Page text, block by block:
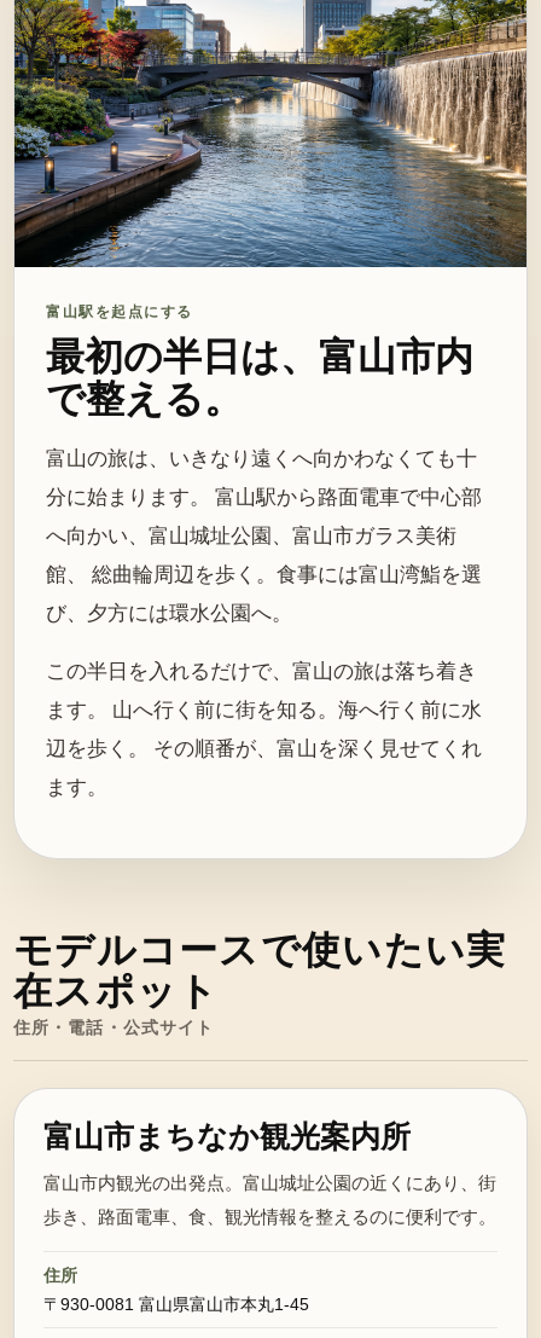
富山駅を起点にする
最初の半日は、富山市内
で整える。
富山の旅は、いきなり遠くへ向かわなくても十
分に始まります。 富山駅から路面電車で中心部
へ向かい、富山城址公園、富山市ガラス美術
館、 総曲輪周辺を歩く。食事には富山湾鮨を選
び、夕方には環水公園へ。
この半日を入れるだけで、富山の旅は落ち着き
ます。 山へ行く前に街を知る。海へ行く前に水
辺を歩く。 その順番が、富山を深く見せてくれ
ます。
モデルコースで使いたい実
在スポット
住所・電話・公式サイト
富山市まちなか観光案内所
富山市内観光の出発点。富山城址公園の近くにあり、街
歩き、路面電車、食、観光情報を整えるのに便利です。
住所
〒930-0081 富山県富山市本丸1-45